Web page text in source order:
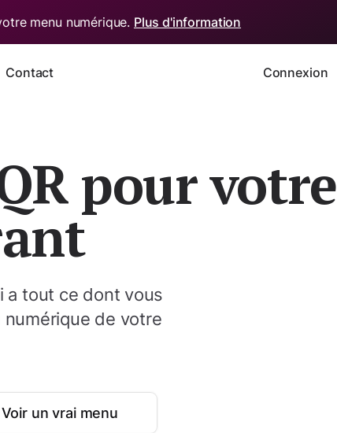
menu numérique. Plus d'information
Contact Connexion
pour votre
a tout ce dont vous
de votre
Voir un vrai menu